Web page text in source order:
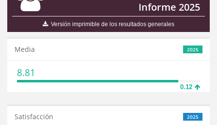
Informe 2025
Versión imprimible de los resultados generales
2025
Media
8.81
0.12
2025
Satisfacción